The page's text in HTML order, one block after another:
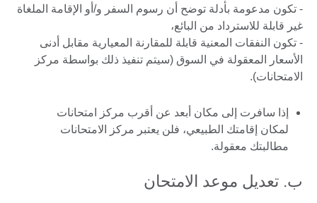
- تكون مدعومة بأدلة توضح أن رسوم السفر و/أو الإقامة الملغاة
غير قابلة للاسترداد من البائع،
- تكون النفقات المعنية قابلة للمقارنة المعيارية مقابل أدنى
الأسعار المعقولة في السوق (سيتم تنفيذ ذلك بواسطة مركز
الامتحانات).
إذا سافرت إلى مكان أبعد عن أقرب مركز امتحانات
لمكان إقامتك الطبيعي، فلن يعتبر مركز الامتحانات
مطالبتك معقولة.
ب. تعديل موعد الامتحان